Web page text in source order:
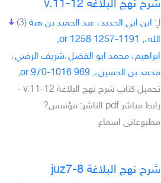
شرح نهج البلاغة v.11-12
(3) لـِ: ابن ابي الحديد، عبد الحميد بن هبة
الله،, 1191-1257 or 1258,
ابراهيم، محمد ابو الفضل،شريف الرضي،
محمد بن الحسين،, 969 or 970-1016,
تحميل كتاب شرح نهج البلاغة v.11-12 -
رابط مباشر pdf الناشر: مؤسس?
مطبوعاتى اسماع
شرح نهج البلاغة juz7-8